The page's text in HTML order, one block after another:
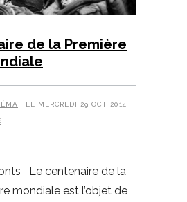
de la Première
, LE MERCREDI 29 OCT 2014
Le centenaire de la
mondiale est l’objet de